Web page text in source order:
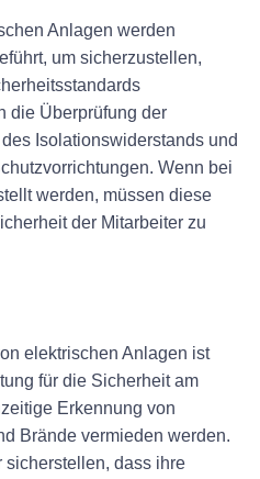
Anlagen werden
um sicherzustellen,
die Überprüfung der
Isolationswiderstands und
Wenn bei
werden, müssen diese
der Mitarbeiter zu
elektrischen Anlagen ist
für die Sicherheit am
Erkennung von
Brände vermieden werden.
sicherstellen, dass ihre